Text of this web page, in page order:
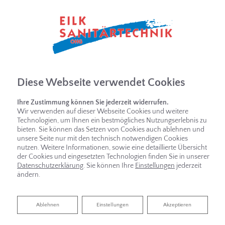
Diese Webseite verwendet Cookies
Ihre Zustimmung können Sie jederzeit widerrufen.
Wir verwenden auf dieser Webseite Cookies und weitere
Technologien, um Ihnen ein bestmögliches Nutzungserlebnis zu
bieten. Sie können das Setzen von Cookies auch ablehnen und
unsere Seite nur mit den technisch notwendigen Cookies
nutzen. Weitere Informationen, sowie eine detaillierte Übersicht
der Cookies und eingesetzten Technologien finden Sie in unserer
Datenschutzerklärung. Sie können Ihre Einstellungen jederzeit
ändern.
Akzeptieren
Einstellungen
Ablehnen
Ablehnen